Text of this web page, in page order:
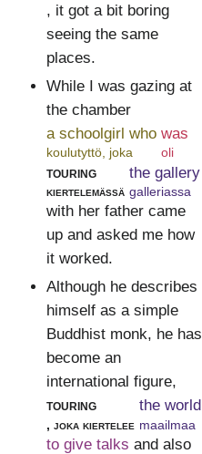
, it got a bit boring
seeing the same
places.
While I was gazing at
the chamber
a schoolgirl who
koulutyttö, joka
was
oli
touring
kiertelemässä
the gallery
galleriassa
with her father came
up and asked me how
it worked.
Although he describes
himself as a simple
Buddhist monk, he has
become an
international figure,
touring
, joka kiertelee
the world
maailmaa
to give talks and also